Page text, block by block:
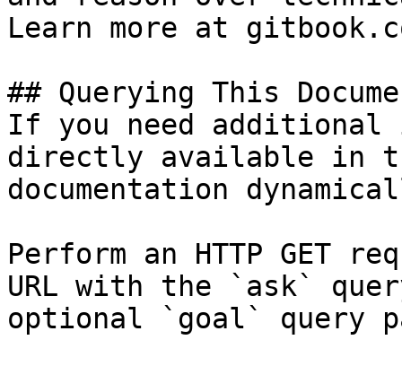
Learn more at
## Querying This
If you need
directly available in
documentation
Perform an HTTP GET
URL with the `ask`
optional `goal` query